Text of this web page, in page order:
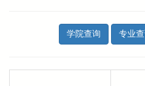
学院查询 专业